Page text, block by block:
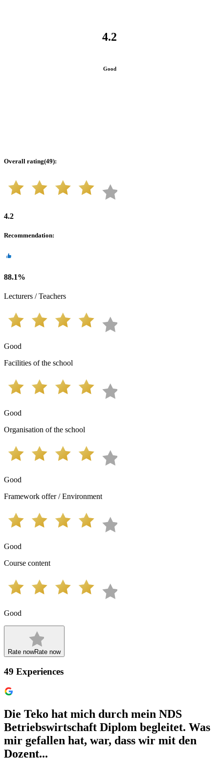
4.2
Good
Overall rating(49):
4.2
Recommendation:
88.1%
Lecturers / Teachers
Good
Facilities of the school
Good
Organisation of the school
Good
Framework offer / Environment
Good
Course content
Good
Rate nowRate now
49 Experiences
Die Teko hat mich durch mein NDS
Betriebswirtschaft Diplom begleitet. Was
mir gefallen hat, war, dass wir mit den
Dozent...